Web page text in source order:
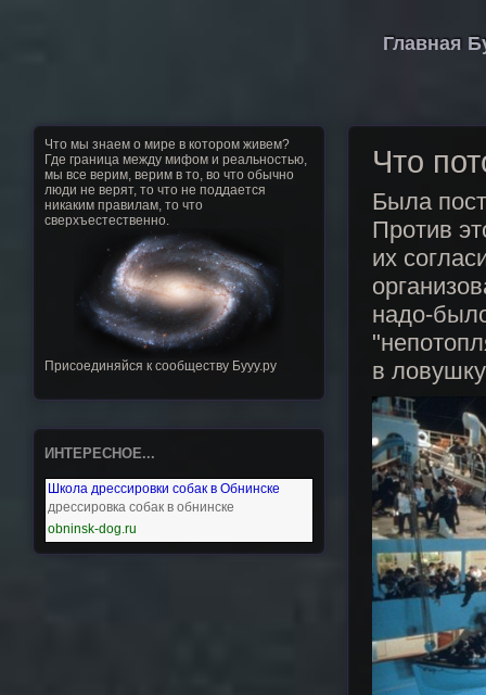
Главная
Что мы знаем о мире в котором живем?
Где граница между мифом и реальностью,
мы все верим, верим в то, во что обычно
люди не верят, то что не поддается
никаким правилам, то что
сверхъестественно.
Присоединяйся к сообществу Бууу.ру
ИНТЕРЕСНОЕ...
Школа дрессировки собак в Обнинске
дрессировка собак в обнинске
obninsk-dog.ru
Что
Была
Против
их
надо-
в